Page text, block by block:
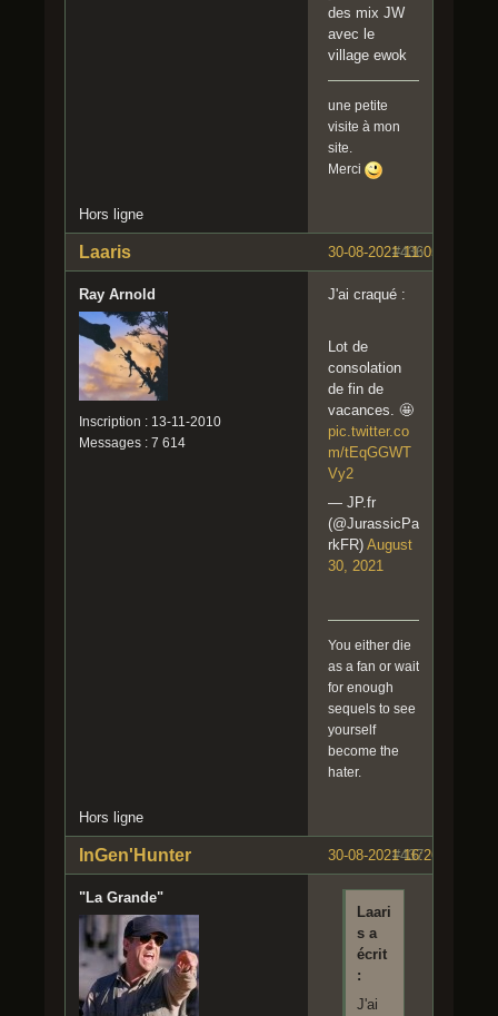
des mix JW
avec le
village ewok
une petite
visite à mon
site.
Merci
Hors ligne
#436
30-08-2021 11:05:16
Laaris
Ray Arnold
Inscription : 13-11-2010
Messages : 7 614
J'ai craqué :
Lot de
consolation
de fin de
vacances. 🤩
pic.twitter.co
m/tEqGGWT
Vy2
— JP.fr
(@JurassicPa
rkFR) August
30, 2021
You either die
as a fan or wait
for enough
sequels to see
yourself
become the
hater.
Hors ligne
#437
30-08-2021 16:26:10
InGen'Hunter
"La Grande"
Laari
s a
écrit
:
J'ai